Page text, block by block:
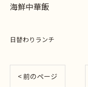
海鮮中華飯
日替わりランチ
< 前のページ